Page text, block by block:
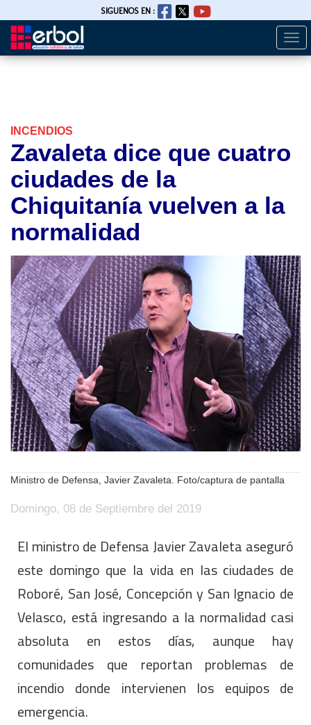
Pasar
SIGUENOS EN :
INCENDIOS
Zavaleta dice que cuatro
ciudades de la
Chiquitanía vuelven a la
normalidad
Ministro de Defensa, Javier Zavaleta. Foto/captura de pantalla
Domingo, 08 de Septiembre del 2019
El ministro de Defensa Javier Zavaleta aseguró
este domingo que la vida en las ciudades de
Roboré, San José, Concepción y San Ignacio de
Velasco, está ingresando a la normalidad casi
absoluta en estos días, aunque hay
comunidades que reportan problemas de
incendio donde intervienen los equipos de
emergencia.